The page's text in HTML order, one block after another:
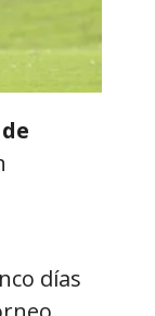
días